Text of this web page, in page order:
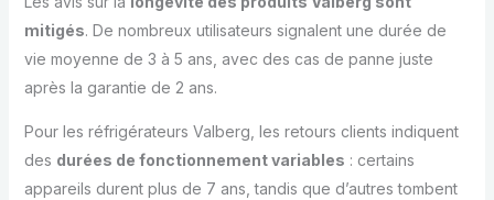
mitigés. De nombreux utilisateurs signalent une durée de
vie moyenne de 3 à 5 ans, avec des cas de panne juste
après la garantie de 2 ans.
Pour les réfrigérateurs Valberg, les retours clients indiquent
des durées de fonctionnement variables : certains
appareils durent plus de 7 ans, tandis que d’autres tombent